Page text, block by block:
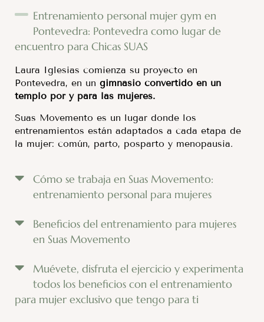
Entrenamiento personal mujer gym en
Pontevedra: Pontevedra como lugar de
encuentro para Chicas SUAS
Laura Iglesias comienza su proyecto en
Pontevedra, en un gimnasio convertido en un
templo por y para las mujeres.
Suas Movemento es un lugar donde los
entrenamientos están adaptados a cada etapa de
la mujer: común, parto, posparto y menopausia.
Cómo se trabaja en Suas Movemento:
entrenamiento personal para mujeres
Beneficios del entrenamiento para mujeres
en Suas Movemento
Muévete, disfruta el ejercicio y experimenta
todos los beneficios con el entrenamiento
para mujer exclusivo que tengo para ti